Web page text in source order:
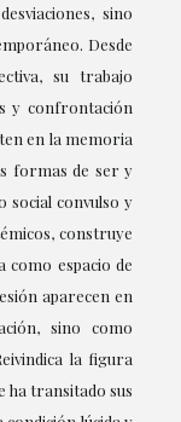
sino
Desde
su trabajo
y confrontación
en la memoria
formas de ser y
social convulso y
construye
como espacio de
aparecen en
sino como
la figura
ha transitado sus